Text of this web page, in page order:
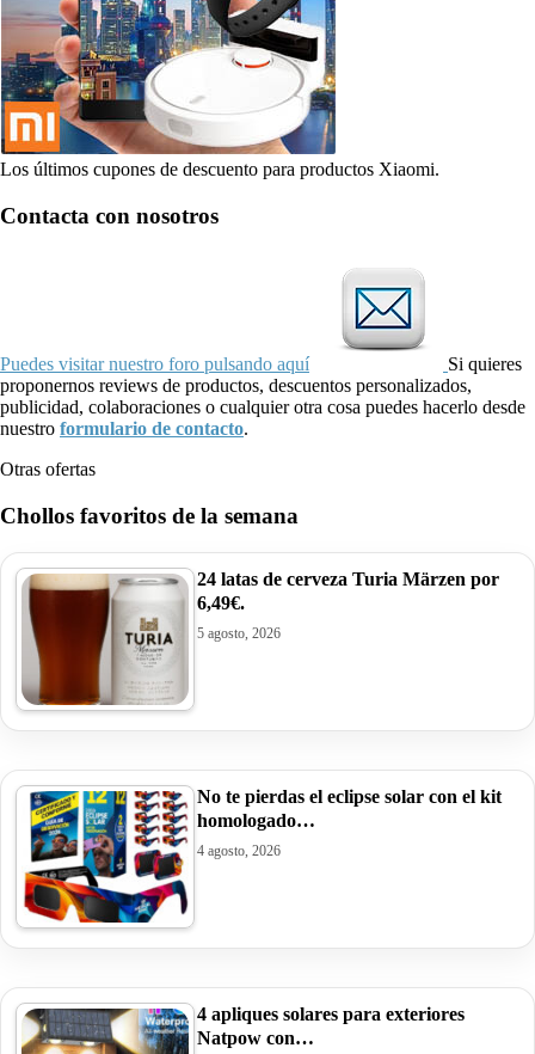
Los últimos cupones de descuento para productos Xiaomi.
Contacta con nosotros
Puedes visitar nuestro foro pulsando aquí
Si quieres
proponernos reviews de productos, descuentos personalizados,
publicidad, colaboraciones o cualquier otra cosa puedes hacerlo desde
nuestro formulario de contacto.
Otras ofertas
Chollos favoritos de la semana
24 latas de cerveza Turia Märzen por
6,49€.
5 agosto, 2026
No te pierdas el eclipse solar con el kit
homologado…
4 agosto, 2026
4 apliques solares para exteriores
Natpow con…